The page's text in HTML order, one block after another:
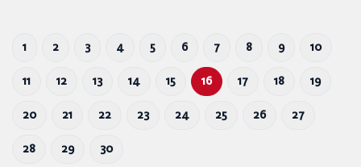
1 2 3 4 5 6 7 8 9 10
11 12 13 14 15 16 17 18 19
20 21 22 23 24 25 26 27
28 29 30